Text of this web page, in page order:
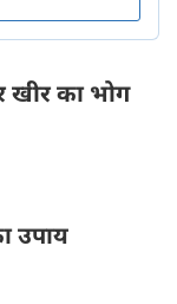
का भोग
उपाय